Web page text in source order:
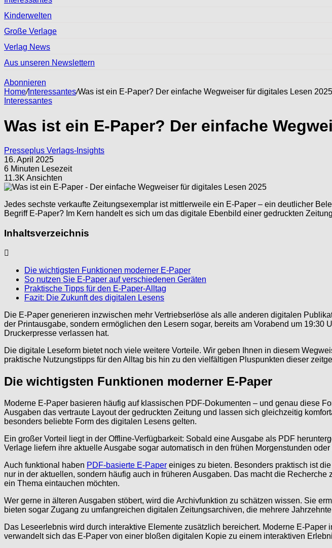
Kinderwelten
Große Verlage
Verlag News
Aus unseren Newslettern
Abonnieren
Home/Interessantes/Was ist ein E-Paper? Der einfache Wegweiser für digitales Lesen 2025
Interessantes
Was ist ein E-Paper? Der einfache
Presseplus Verlags-Insights
16. April 2025
6 Minuten Lesezeit
11.3K Ansichten
Jedes sechste verkaufte Zeitungsexemplar ist mittlerweile ein E-Paper – ein deutlicher
Begriff E-Paper? Im Kern handelt es sich um das digitale Ebenbild einer gedruckten
Inhaltsverzeichnis
Die wichtigsten Funktionen moderner E-Paper
So nutzen Sie E-Paper auf verschiedenen Geräten
Praktische Tipps für den E-Paper-Alltag
Fazit: Die Zukunft des digitalen Lesens
Die E-Paper generieren inzwischen mehr Vertriebserlöse als alle anderen digitalen
der Printausgabe, sondern ermöglichen den Lesern sogar, bereits am Vorabend um
Druckerpresse verlassen hat.
Die digitale Leseform bietet noch viele weitere Vorteile. Wir geben Ihnen in diesem
praktische Nutzungstipps für den Alltag bis hin zu den vielfältigen Pluspunkten dieser
Die wichtigsten Funktionen moderner E-Paper
Moderne E-Paper basieren häufig auf klassischen PDF-Dokumenten – und genau diese
Ausgaben das vertraute Layout der gedruckten Zeitung und lassen sich gleichzeitig
besonders beliebte Form des digitalen Lesens gelten.
Ein großer Vorteil liegt in der Offline-Verfügbarkeit: Sobald eine Ausgabe als PDF
Verlage liefern ihre aktuelle Ausgabe sogar automatisch in den frühen Morgenstunden
Auch funktional haben PDF-basierte E-Paper einiges zu bieten. Besonders praktisch ist
nur in der aktuellen, sondern häufig auch in früheren Ausgaben. Das macht die
ein Thema eintauchen möchten.
Wer gerne in älteren Ausgaben stöbert, wird die Archivfunktion zu schätzen wissen. Sie
bieten sogar Zugang zu umfangreichen digitalen Zeitungsarchiven, die mehrere
Das Leseerlebnis wird durch interaktive Elemente zusätzlich bereichert. Moderne E-
verwandelt sich das E-Paper von einer bloßen digitalen Kopie zu einem interaktiven